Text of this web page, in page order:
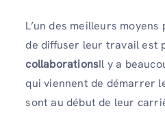
L’un des meilleurs
de diffuser leur travail est
collaborationsIl y a
qui viennent de démarrer
sont au début de leur